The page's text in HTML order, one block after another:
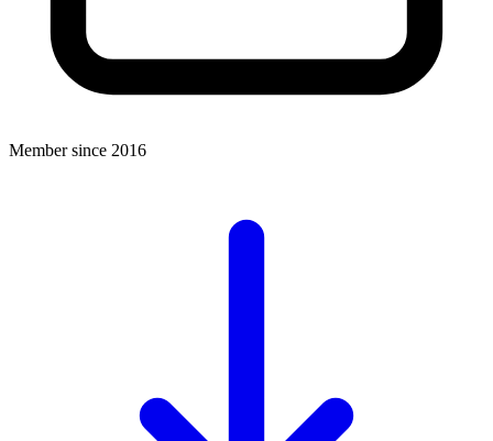
Member since 2016